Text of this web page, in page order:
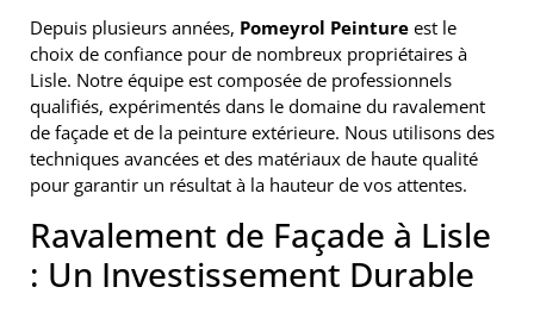
Depuis plusieurs années, Pomeyrol Peinture est le
choix de confiance pour de nombreux propriétaires à
Lisle. Notre équipe est composée de professionnels
qualifiés, expérimentés dans le domaine du ravalement
de façade et de la peinture extérieure. Nous utilisons des
techniques avancées et des matériaux de haute qualité
pour garantir un résultat à la hauteur de vos attentes.
Ravalement de Façade à Lisle
: Un Investissement Durable